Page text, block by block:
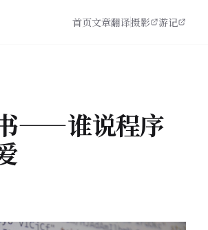
首页文章翻译摄影 游记
——谁说程序